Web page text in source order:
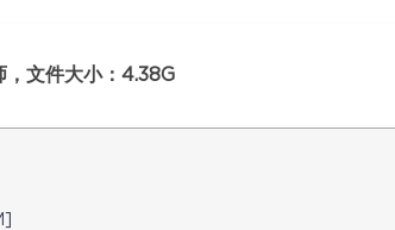
，文件大小：4.38G